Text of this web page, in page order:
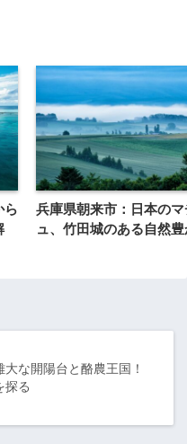
ら
兵庫県朝来市：日本の
ュ、竹田城のある自然
な開陽台と酪農王国！
探る